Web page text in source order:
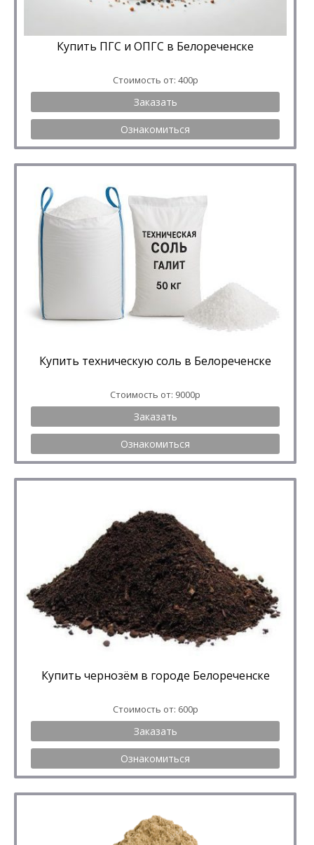
Купить ПГС и ОПГС в Белореченске
Стоимость от: 400р
Заказать
Ознакомиться
Купить техническую соль в Белореченске
Стоимость от: 9000р
Заказать
Ознакомиться
Купить чернозём в городе Белореченске
Стоимость от: 600р
Заказать
Ознакомиться